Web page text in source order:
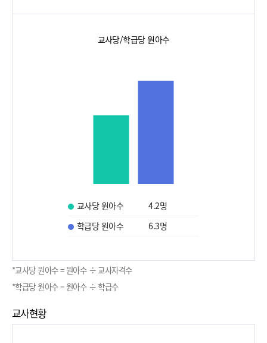
교사당/학급당 원아수
교사당 원아수 4.2명
학급당 원아수
6.3명
*교사당 원아수 = 원아수 ÷ 교사자격수
*학급당 원아수 = 원아수 ÷ 학급수
교사현황